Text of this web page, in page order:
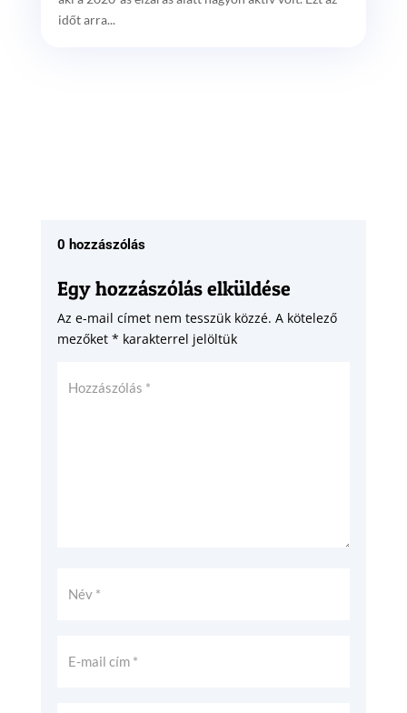
időt arra...
0 hozzászólás
Egy hozzászólás elküldése
Az e-mail címet nem tesszük közzé. A kötelező
mezőket * karakterrel jelöltük